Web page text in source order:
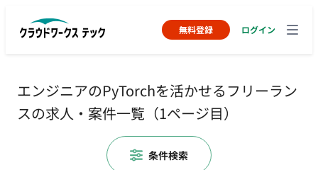
無料登録 ログイン
エンジニアのPyTorchを活かせるフリーラン
スの求人・案件一覧（1ページ目）
条件検索